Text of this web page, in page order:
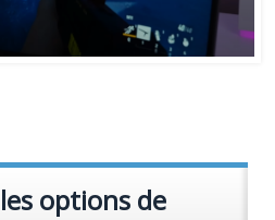
options de